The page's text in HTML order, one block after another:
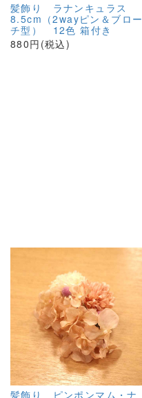
髪飾り ラナンキュラス
8.5cm（2wayピン＆ブロー
チ型） 12色 箱付き
880円(税込)
髪飾り ピンポンマム・ナ